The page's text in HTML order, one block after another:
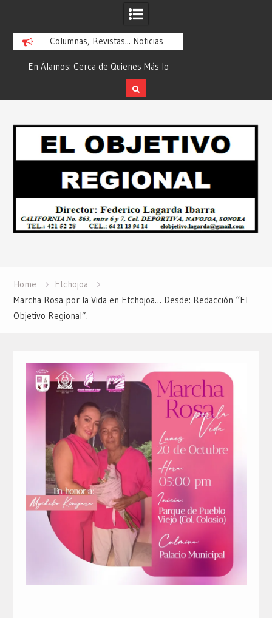
Columnas, Revistas... Noticias
En Álamos: Cerca de Quienes Más lo
Necesitan… Desde: Redacción “El
Objetivo Regional”.
ATTITUDE de
Home
Etchojoa
Marcha Rosa por la Vida en Etchojoa… Desde: Redacción “El
Objetivo Regional”.